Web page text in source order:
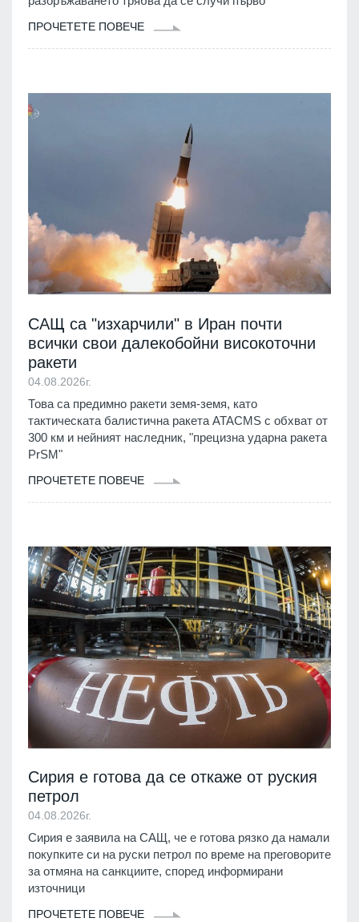
ПРОЧЕТЕТЕ ПОВЕЧЕ
САЩ са "изхарчили" в Иран почти
всички свои далекобойни високоточни
ракети
04.08.2026г.
Това са предимно ракети земя-земя, като
тактическата балистична ракета ATACMS с обхват от
300 км и нейният наследник, "прецизна ударна ракета
PrSM"
ПРОЧЕТЕТЕ ПОВЕЧЕ
Сирия е готова да се откаже от руския
петрол
04.08.2026г.
Сирия е заявила на САЩ, че е готова рязко да намали
покупките си на руски петрол по време на преговорите
за отмяна на санкциите, според информирани
източници
ПРОЧЕТЕТЕ ПОВЕЧЕ